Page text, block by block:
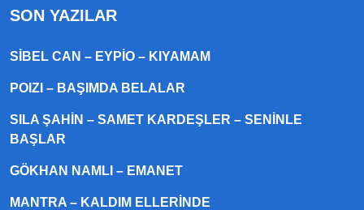
SON YAZILAR
SIBEL CAN – EYPIO – KIYAMAM
POIZI – BAŞIMDA BELALAR
SILA ŞAHIN – SAMET KARDEŞLER – SENINLE
BAŞLAR
GÖKHAN NAMLI – EMANET
MANTRA – KALDIM ELLERINDE